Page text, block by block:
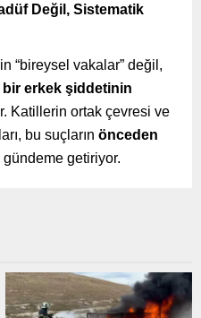
Değil, Sistematik
“bireysel vakalar” değil,
erkek şiddetinin
Katillerin ortak çevresi ve
bu suçların önceden
getiriyor.